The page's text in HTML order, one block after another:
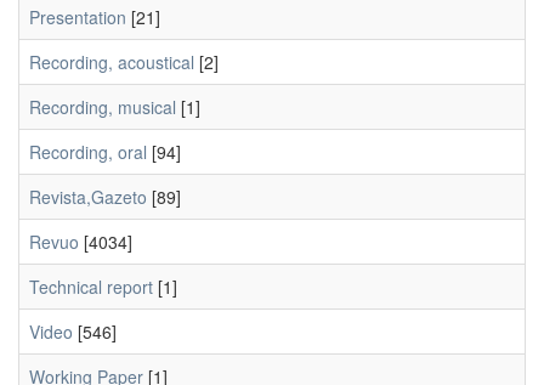
Presentation [21]
Recording, acoustical [2]
Recording, musical [1]
Recording, oral [94]
Revista,Gazeto [89]
Revuo [4034]
Technical report [1]
Video [546]
Working Paper [1]